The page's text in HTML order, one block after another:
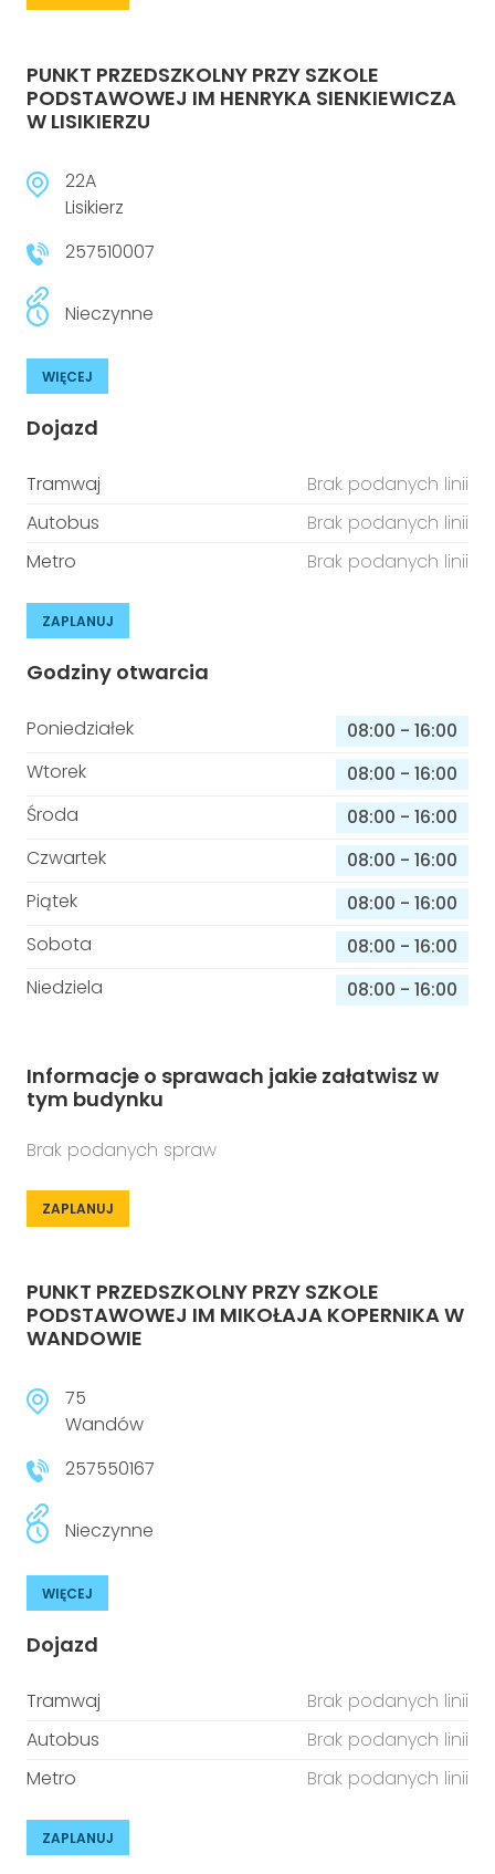
PUNKT PRZEDSZKOLNY PRZY SZKOLE
PODSTAWOWEJ IM HENRYKA SIENKIEWICZA
W LISIKIERZU
22A
Lisikierz
257510007
Nieczynne
WIĘCEJ
Dojazd
Tramwaj
Brak podanych linii
Autobus
Brak podanych linii
Metro
Brak podanych linii
ZAPLANUJ
Godziny otwarcia
Poniedziałek 08:00 - 16:00
Wtorek
08:00 - 16:00
Środa
08:00 - 16:00
Czwartek
08:00 - 16:00
Piątek
08:00 - 16:00
Sobota
08:00 - 16:00
Niedziela
08:00 - 16:00
Informacje o sprawach jakie załatwisz w
tym budynku
Brak podanych spraw
ZAPLANUJ
PUNKT PRZEDSZKOLNY PRZY SZKOLE
PODSTAWOWEJ IM MIKOŁAJA KOPERNIKA W
WANDOWIE
75
Wandów
257550167
Nieczynne
WIĘCEJ
Dojazd
Tramwaj
Brak podanych linii
Autobus
Brak podanych linii
Metro
Brak podanych linii
ZAPLANUJ